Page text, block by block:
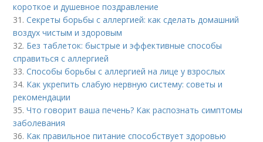
короткое и душевное поздравление
31.Секреты борьбы с аллергией: как сделать домашний
воздух чистым и здоровым
32. Без таблеток: быстрые и эффективные способы
справиться с аллергией
33.Способы борьбы с аллергией на лице у взрослых
34. Как укрепить слабую нервную систему: советы и
рекомендации
35.Что говорит ваша печень? Как распознать симптомы
заболевания
36. Как правильное питание способствует здоровью